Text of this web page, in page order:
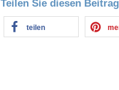
Teilen Sie diesen
teilen